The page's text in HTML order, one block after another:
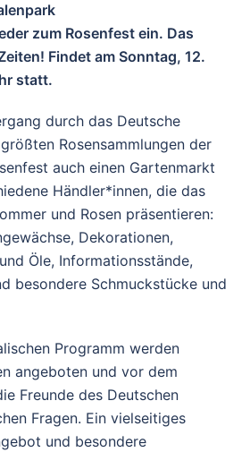
zum Rosenfest ein. Das
Findet am Sonntag, 12.
statt.
durch das Deutsche
Rosensammlungen der
auch einen Gartenmarkt
Händler*innen, die das
und Rosen präsentieren:
Dekorationen,
Öle, Informationsstände,
besondere Schmuckstücke und
Programm werden
angeboten und vor dem
Freunde des Deutschen
Fragen. Ein vielseitiges
und besondere